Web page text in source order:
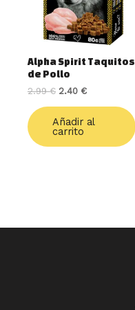
Alpha Spirit Taquitos
de Pollo
2.99€ 2.40 €
Añadir al
carrito